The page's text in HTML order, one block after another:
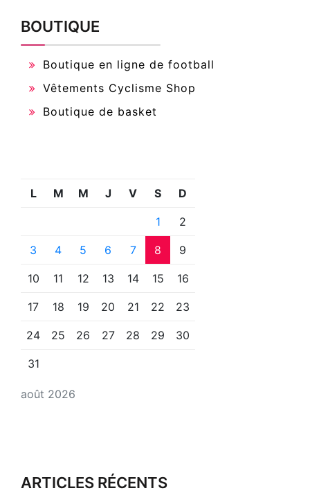
BOUTIQUE
Boutique en ligne de football
Vêtements Cyclisme Shop
Boutique de basket
août 2026
L M M J V S D
1 2
3 4 5 6 7 8 9
10 11 12 13 14 15 16
17 18 19 20 21 22 23
24 25 26 27 28 29 30
31
ARTICLES RÉCENTS